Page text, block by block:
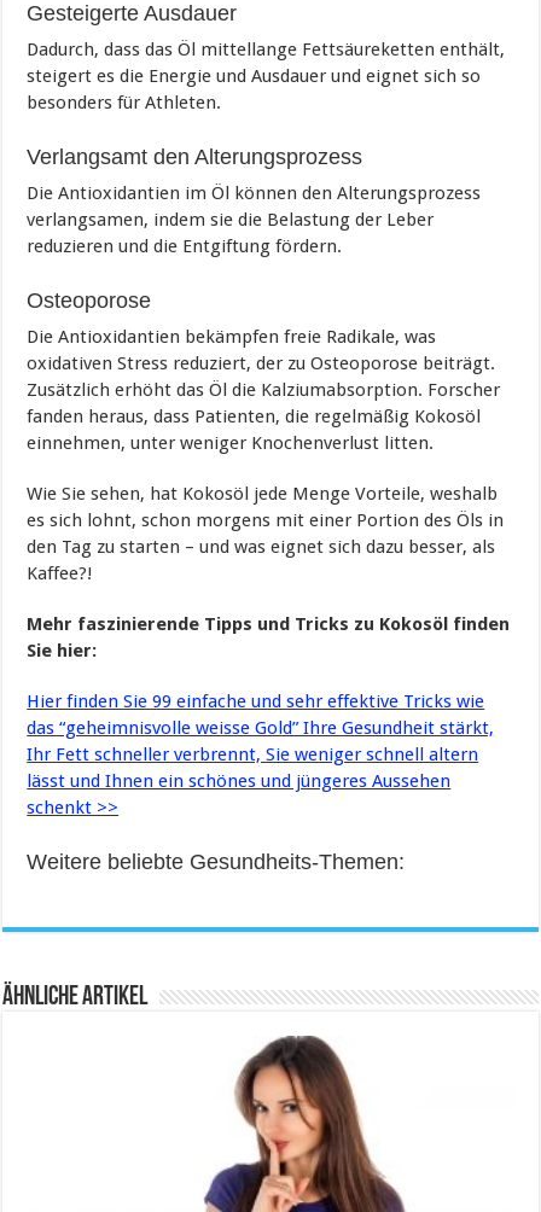
Gesteigerte Ausdauer
Dadurch, dass das Öl mittellange Fettsäureketten enthält,
steigert es die Energie und Ausdauer und eignet sich so
besonders für Athleten.
Verlangsamt den Alterungsprozess
Die Antioxidantien im Öl können den Alterungsprozess
verlangsamen, indem sie die Belastung der Leber
reduzieren und die Entgiftung fördern.
Osteoporose
Die Antioxidantien bekämpfen freie Radikale, was
oxidativen Stress reduziert, der zu Osteoporose beiträgt.
Zusätzlich erhöht das Öl die Kalziumabsorption. Forscher
fanden heraus, dass Patienten, die regelmäßig Kokosöl
einnehmen, unter weniger Knochenverlust litten.
Wie Sie sehen, hat Kokosöl jede Menge Vorteile, weshalb
es sich lohnt, schon morgens mit einer Portion des Öls in
den Tag zu starten – und was eignet sich dazu besser, als
Kaffee?!
Mehr faszinierende Tipps und Tricks zu Kokosöl finden
Sie hier:
Hier finden Sie 99 einfache und sehr effektive Tricks wie
das “geheimnisvolle weisse Gold” Ihre Gesundheit stärkt,
Ihr Fett schneller verbrennt, Sie weniger schnell altern
lässt und Ihnen ein schönes und jüngeres Aussehen
schenkt >>
Weitere beliebte Gesundheits-Themen:
Ähnliche Artikel